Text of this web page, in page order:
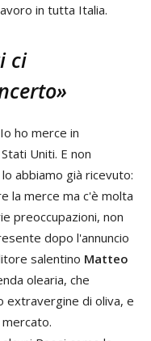
in tutta Italia.
ci
ho merce in
Uniti. E non
abbiamo già ricevuto:
la merce ma c'è molta
preoccupazioni, non
dopo l'annuncio
salentino Matteo
olearia, che
extravergine di oliva, e